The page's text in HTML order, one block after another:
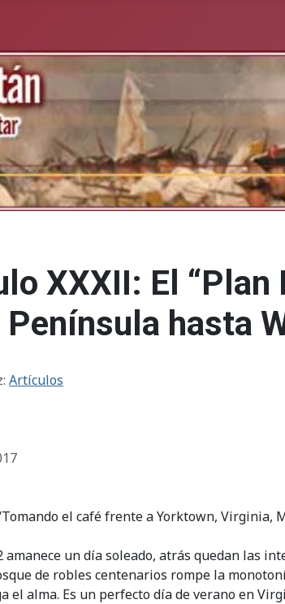
XXXII: El
Península hasta
Artículos
el café frente a Yorktown, Virginia,
amanece un día soleado, atrás quedan las
de robles centenarios rompe la
el alma. Es un perfecto día de verano en